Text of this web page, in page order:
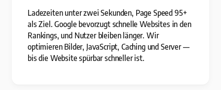
Ladezeiten unter zwei Sekunden, Page Speed 95+
als Ziel. Google bevorzugt schnelle Websites in den
Rankings, und Nutzer bleiben länger. Wir
optimieren Bilder, JavaScript, Caching und Server —
bis die Website spürbar schneller ist.